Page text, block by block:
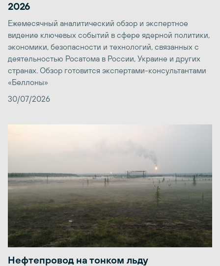
2026
Ежемесячный аналитический обзор и экспертное
видение ключевых событий в сфере ядерной политики,
экономики, безопасности и технологий, связанных с
деятельностью Росатома в России, Украине и других
странах. Обзор готовится экспертами-консультантами
«Беллоны»
30/07/2026
Нефтепровод на тонком льду